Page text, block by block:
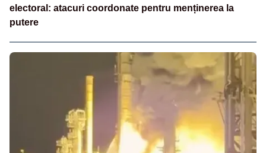
electoral: atacuri coordonate pentru menținerea la
putere